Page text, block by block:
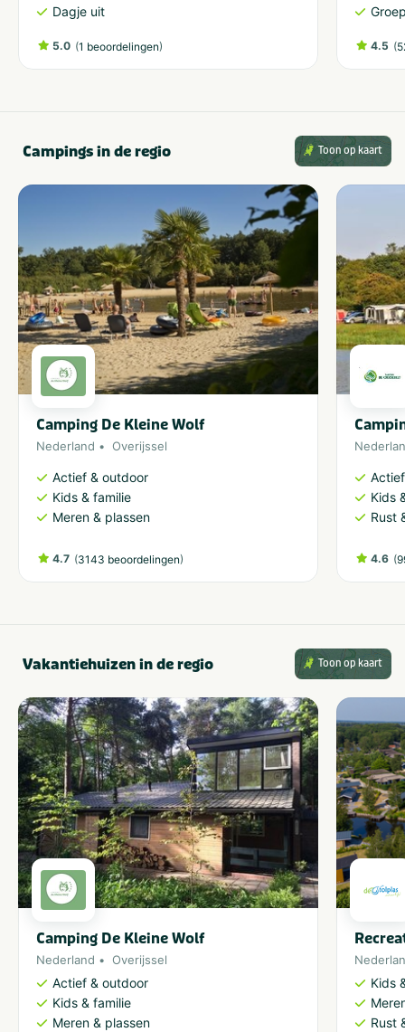
Dagje uit
5.0 (1 beoordelingen) 4.5 (
Campings in de regio Toon op kaart
Camping De Kleine Wolf
Nederland Overijssel
Actief & outdoor
Kids & familie
Meren & plassen
4.7 (3143 beoordelingen)
Kids
Rust
4.6 (
Vakantiehuizen in de regio Toon op kaart
Camping De Kleine Wolf
Nederland Overijssel
Actief & outdoor
Kids & familie
Meren & plassen
Kids
Rust